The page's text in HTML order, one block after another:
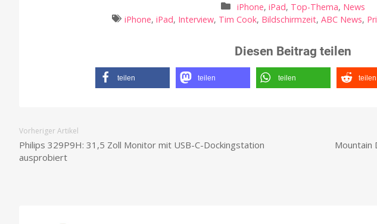
iPhone, iPad, Top-Thema, News
iPhone,iPad, Interview, Tim Cook, Bildschirmzeit,ABC News,
Diesen Beitrag teilen
teilen teilen teilen teilen
Vorheriger Artikel
Philips 329P9H: 31,5 Zoll Monitor mit USB-C-Dockingstation
ausprobiert
Mountain